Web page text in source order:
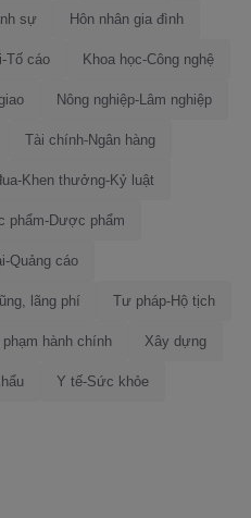
sự Hôn nhân gia đình
Tố cáo Khoa học-Công nghệ
Nông nghiệp-Lâm nghiệp
Tài chính-Ngân hàng
Khen thưởng-Kỷ luật
phẩm-Dược phẩm
Quảng cáo
lãng phí Tư pháp-Hộ tịch
hành chính Xây dựng
Y tế-Sức khỏe